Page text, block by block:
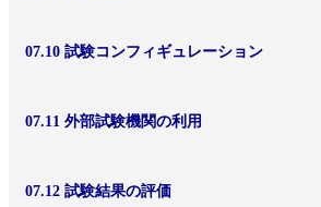
07.10 試験コンフィギュレーション
07.11 外部試験機関の利用
07.12 試験結果の評価